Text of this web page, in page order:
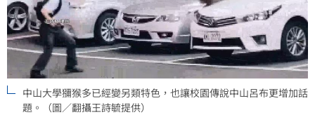
中山大學獼猴多已經變另類特色，也讓校園傳說中山呂布更增加話
題。（圖／翻攝王詩毓提供）